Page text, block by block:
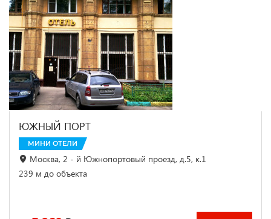
ЮЖНЫЙ ПОРТ
МИНИ ОТЕЛИ
Москва, 2 - й Южнопортовый проезд, д.5, к.1
239 м до объекта